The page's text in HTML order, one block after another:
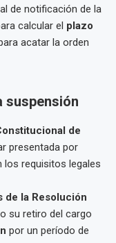
de notificación de la
calcular el plazo
acatar la orden
suspensión
de
presentada por
los requisitos legales
de la Resolución
su retiro del cargo
por un período de